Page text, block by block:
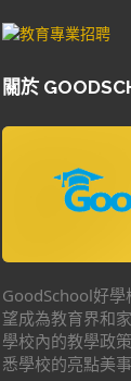
關於
GoodSchool好
望成為教育界和
學校內的教學政
悉學校的亮點美